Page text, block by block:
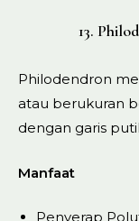
13.
Philodendron
atau berukuran
dengan garis
Manfaat
Penyerap